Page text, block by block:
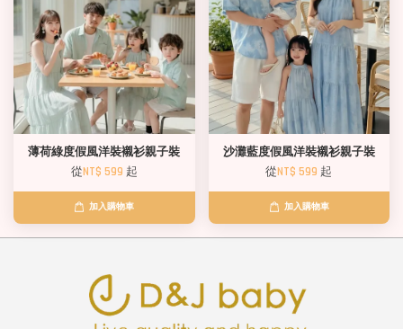
薄荷綠度假風洋裝襯衫親子裝
從NT$ 599 起
加入購物車
沙灘藍度假風洋裝襯衫親子裝
從NT$ 599 起
加入購物車